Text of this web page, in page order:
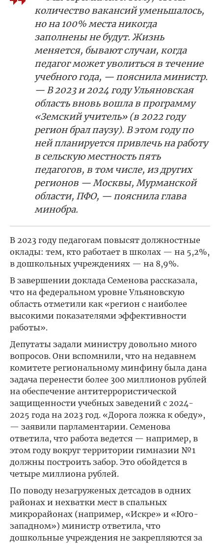
количество вакансий уменьшалось,
но на 100% места никогда
заполнены не будут. Жизнь
меняется, бывают случаи, когда
педагог может уволиться в течение
учебного года, — пояснила министр.
— В 2023 и 2024 году Ульяновская
область вновь вошла в программу
«Земский учитель» (в 2022 году
регион брал паузу). В этом году по
ней планируется привлечь на работу
в сельскую местность пять
педагогов, в том числе, из других
регионов — Москвы, Мурманской
области, ПФО, — пояснила глава
минобра.
В 2023 году педагогам повысят должностные
оклады: тем, кто работает в школах — на 5,2%,
в дошкольных учреждениях — на 8,9%.
В завершении доклада Семенова рассказала,
что на федеральном уровне Ульяновскую
область отметили как «регион с наиболее
высокими показателями эффективности
работы».
Депутаты задали министру довольно много
вопросов. Они вспомнили, что на недавнем
комитете региональному минфину была дана
задача перенести более 300 миллионов рублей
на обеспечение антитеррористической
защищенности учебных заведений с 2024-
2025 года на 2023 год. «Дорога ложка к обеду»,
— заявили парламентарии. Семенова
ответила, что работа ведется — например, в
этом году вокруг территории гимназии №1
должны построить забор. Это обойдется в
четыре миллиона рублей.
По поводу незагруженых детсадов в одних
районах и нехватки мест в спальных
микрорайонах (например, «Искре» и «Юго-
западном») министр ответила, что
дошкольные учреждения не закрепляются за